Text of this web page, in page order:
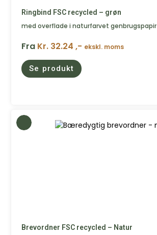
Ringbind FSC recycled – grøn
med overflade i naturfarvet genbrugspapir
Fra Kr. 32.24 ,- ekskl. moms
Se produkt
Brevordner FSC recycled – Natur